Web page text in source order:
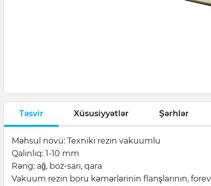
Təsvir Xüsusiyyətlər Şərhlər
Məhsul növü: Texniki rezin vakuumlu
Qalınlıq: 1-10 mm
Rəng: ağ, boz-sarı, qara
Vakuum rezin boru kəmərlərinin flanşlarının,